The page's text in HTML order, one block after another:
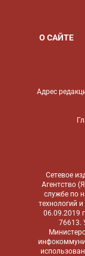
О САЙТЕ
Адрес
Сетевое
Агентство
службе по
технологий
06.09.2019
76613.